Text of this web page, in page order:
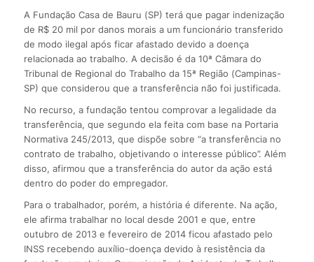
A Fundação Casa de Bauru (SP) terá que pagar indenização
de R$ 20 mil por danos morais a um funcionário transferido
de modo ilegal após ficar afastado devido a doença
relacionada ao trabalho. A decisão é da 10ª Câmara do
Tribunal de Regional do Trabalho da 15ª Região (Campinas-
SP) que considerou que a transferência não foi justificada.
No recurso, a fundação tentou comprovar a legalidade da
transferência, que segundo ela feita com base na Portaria
Normativa 245/2013, que dispõe sobre “a transferência no
contrato de trabalho, objetivando o interesse público”. Além
disso, afirmou que a transferência do autor da ação está
dentro do poder do empregador.
Para o trabalhador, porém, a história é diferente. Na ação,
ele afirma trabalhar no local desde 2001 e que, entre
outubro de 2013 e fevereiro de 2014 ficou afastado pelo
INSS recebendo auxílio-doença devido à resistência da